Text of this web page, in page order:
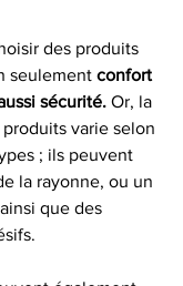
des produits
seulement confort
sécurité. Or, la
varie selon
; ils peuvent
la rayonne, ou un
que des